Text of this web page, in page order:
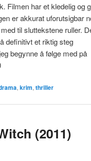
Filmen har et kledelig og
er akkurat uforutsigbar
til sluttekstene ruller.
definitivt et riktig steg
begynne å følge med på
, krim, thriller
(2011)